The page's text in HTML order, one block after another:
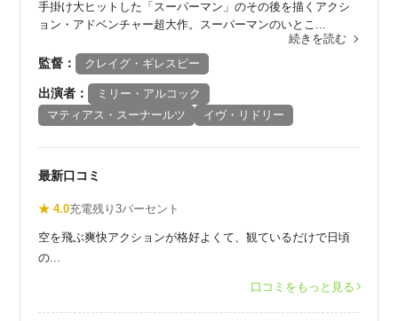
手掛け大ヒットした「スーパーマン」のその後を描くアクシ
ョン・アドベンチャー超大作。スーパーマンのいとこ...
続きを読む
監督： クレイグ・ギレスピー
出演者：
ミリー・アルコック
マティアス・スーナールツ
イヴ・リドリー
最新口コミ
★ 4.0充電残り3パーセント
空を飛ぶ爽快アクションが格好よくて、観ているだけで日頃
の...
口コミをもっと見る